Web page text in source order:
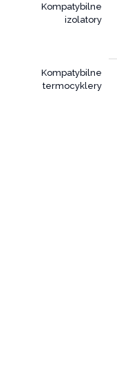
Kompatybilne
izolatory
Kompatybilne
termocyklery